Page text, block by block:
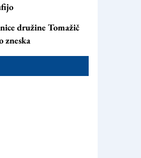
družine Tomažič
zneska